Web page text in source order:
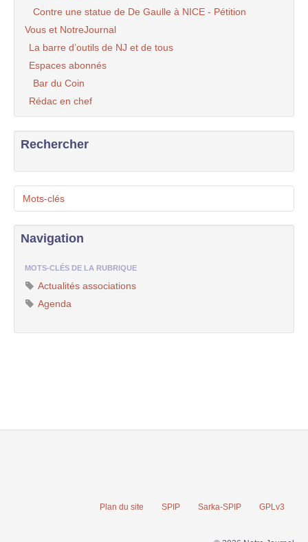
Contre une statue de De Gaulle à NICE - Pétition
Vous et NotreJournal
La barre d’outils de NJ et de tous
Espaces abonnés
Bar du Coin
Rédac en chef
Rechercher
Mots-clés
Navigation
MOTS-CLÉS DE LA RUBRIQUE
Actualités associations
Agenda
Plan du site SPIP Sarka-SPIP GPLv3